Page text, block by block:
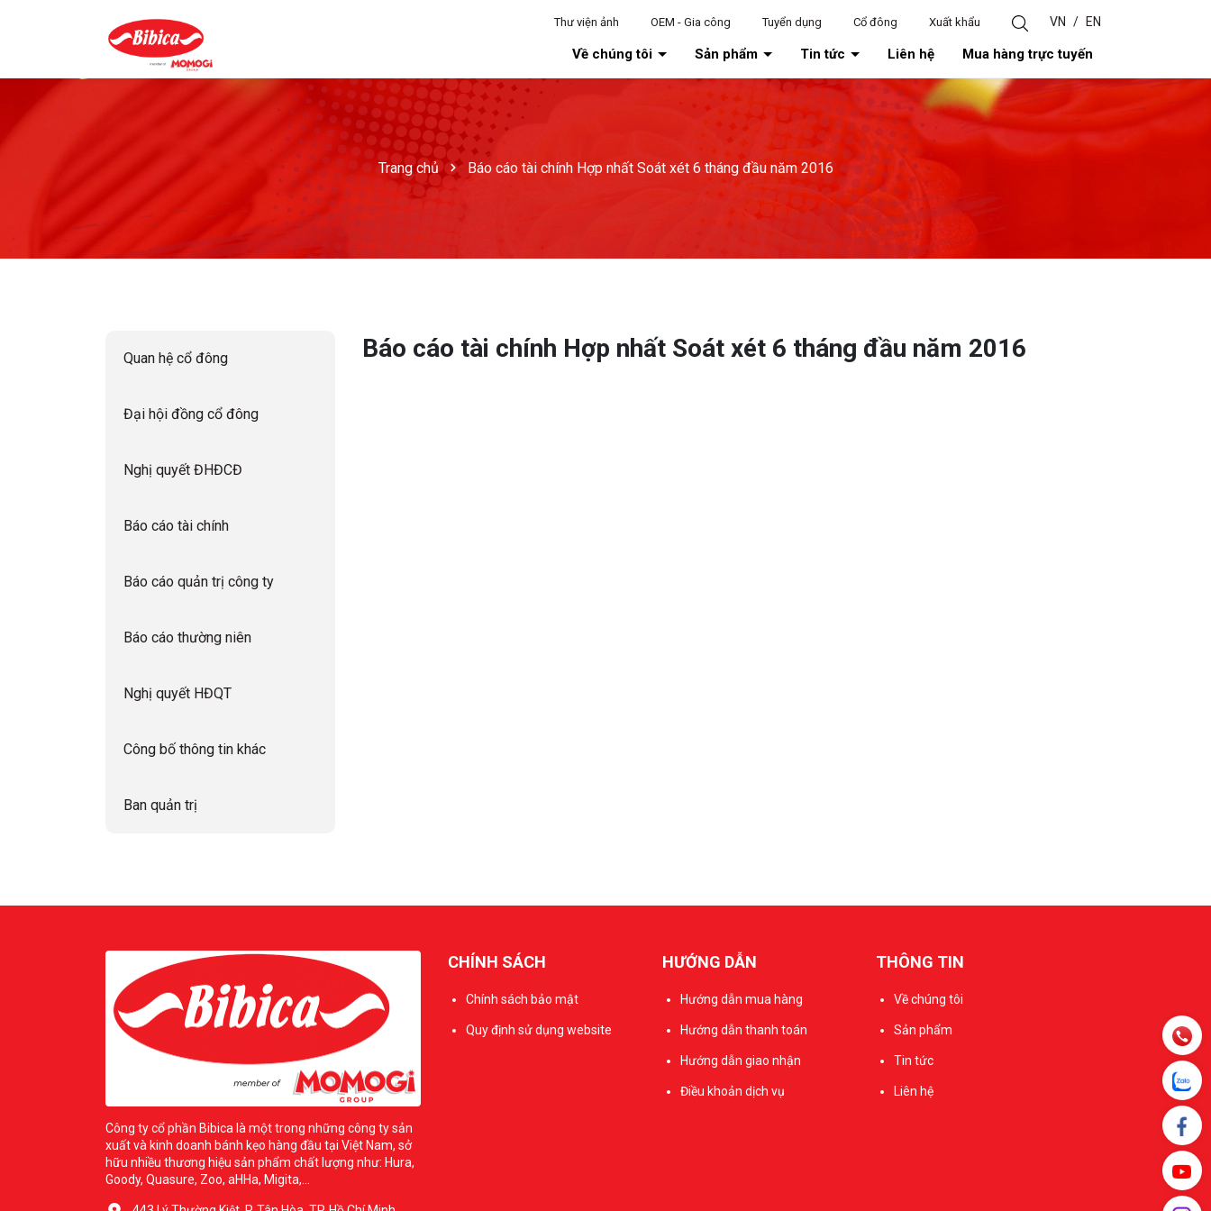
Thư viện ảnh OEM - Gia công Tuyển dụng Cổ đông Xuất khẩu VN / EN
Về chúng tôi Sản phẩm Tin tức Liên hệ Mua hàng trực tuyến
Trang chủ Báo cáo tài chính Hợp nhất Soát xét 6 tháng đầu năm 2016
Quan hệ cổ đông
Đại hội đồng cổ đông
Nghị quyết ĐHĐCĐ
Báo cáo tài chính
Báo cáo quản trị công ty
Báo cáo thường niên
Nghị quyết HĐQT
Công bố thông tin khác
Ban quản trị
Báo cáo tài chính Hợp nhất Soát xét 6 tháng đầu năm 2016
Công ty cổ phần Bibica là một trong những công ty sản
xuất và kinh doanh bánh kẹo hàng đầu tại Việt Nam, sở
hữu nhiều thương hiệu sản phẩm chất lượng như: Hura,
Goody, Quasure, Zoo, aHHa, Migita,...
CHÍNH SÁCH
Chính sách bảo mật
Quy định sử dụng website
HƯỚNG DẪN
Hướng dẫn mua hàng
Hướng dẫn thanh toán
Hướng dẫn giao nhận
Điều khoản dịch vụ
THÔNG TIN
Về chúng tôi
Sản phẩm
Tin tức
Liên hệ